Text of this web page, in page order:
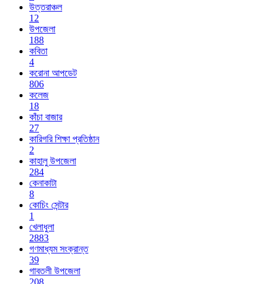
উত্তরাঞ্চল
12
উপজেলা
188
কবিতা
4
করোনা আপডেট
806
কলেজ
18
কাঁচা বাজার
27
কারিগরি শিক্ষা প্রতিষ্ঠান
2
কাহালু উপজেলা
284
কেনাকাটা
8
কোচিং সেন্টার
1
খেলাধুলা
2883
গণমাধ্যম সংক্রান্ত
39
গাবতলী উপজেলা